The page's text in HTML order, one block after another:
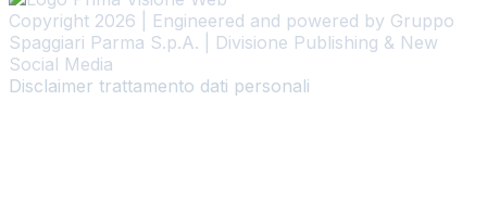
Copyright 2026 | Engineered and powered by Gruppo
Spaggiari Parma S.p.A. | Divisione Publishing & New
Social Media
Disclaimer trattamento dati personali